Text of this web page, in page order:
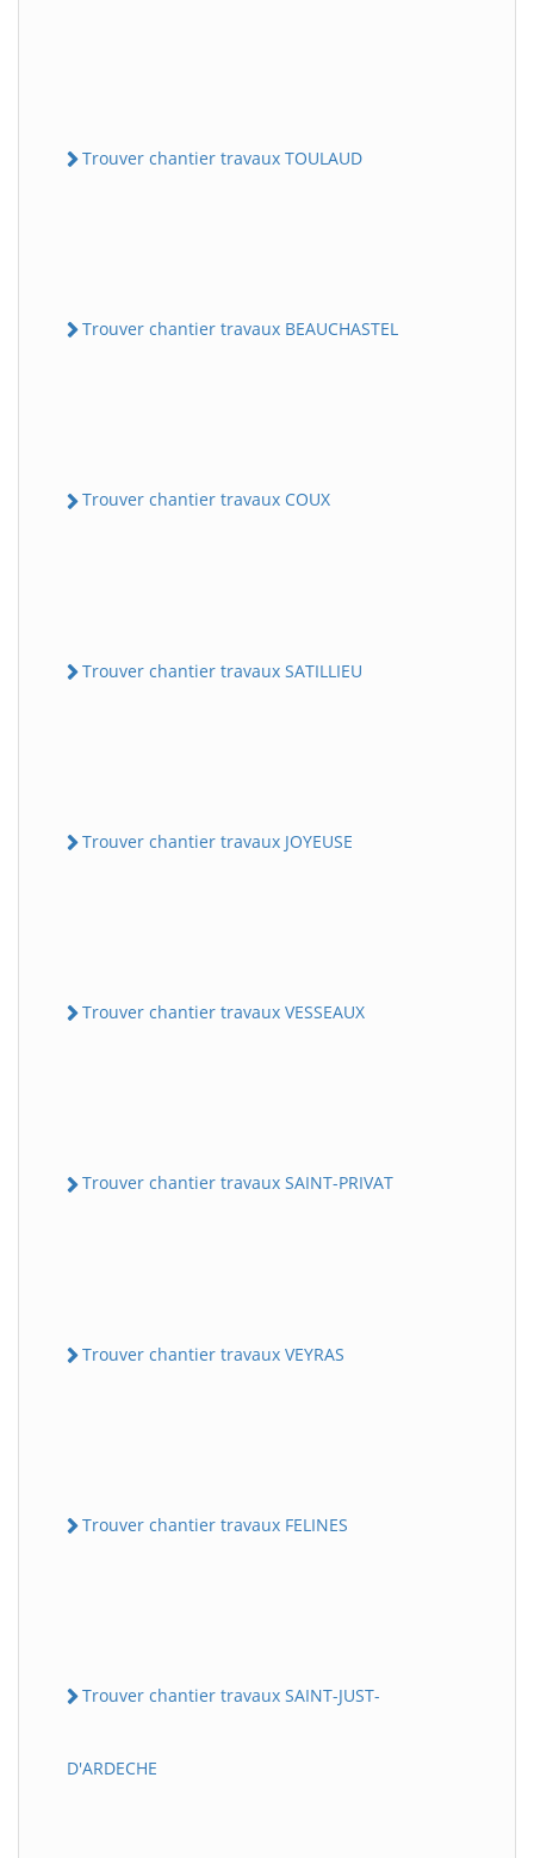
Trouver chantier travaux TOULAUD
Trouver chantier travaux BEAUCHASTEL
Trouver chantier travaux COUX
Trouver chantier travaux SATILLIEU
Trouver chantier travaux JOYEUSE
Trouver chantier travaux VESSEAUX
Trouver chantier travaux SAINT-PRIVAT
Trouver chantier travaux VEYRAS
Trouver chantier travaux FELINES
Trouver chantier travaux SAINT-JUST-
D'ARDECHE